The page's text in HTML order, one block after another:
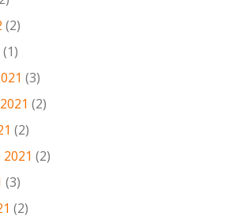
(2)
(1)
(3)
(2)
(2)
(2)
(3)
(2)